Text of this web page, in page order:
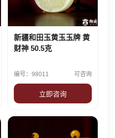
新疆和田玉黄玉玉牌 黄
财神 50.5克
编号：98011 可咨询
立即咨询